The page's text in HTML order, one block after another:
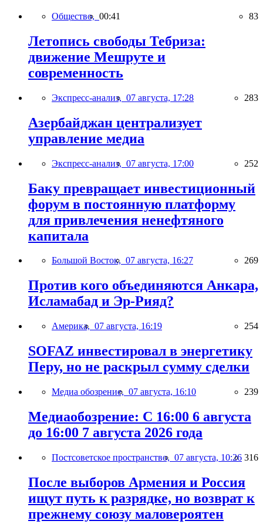
Общество, 00:41 83
Летопись свободы Тебриза:
движение Мешруте и
современность
Экспресс-анализ, 07 августа, 17:28 283
Азербайджан централизует
управление медиа
Экспресс-анализ, 07 августа, 17:00 252
Баку превращает инвестиционный
форум в постоянную платформу
для привлечения ненефтяного
капитала
Большой Восток, 07 августа, 16:27 269
Против кого объединяются Анкара,
Исламабад и Эр-Рияд?
Америка, 07 августа, 16:19 254
SOFAZ инвестировал в энергетику
Перу, но не раскрыл сумму сделки
Медиа обозрение, 07 августа, 16:10 239
Медиаобозрение: С 16:00 6 августа
до 16:00 7 августа 2026 года
Постсоветское пространство, 07 августа, 10:26 316
После выборов Армения и Россия
ищут путь к разрядке, но возврат к
прежнему союзу маловероятен